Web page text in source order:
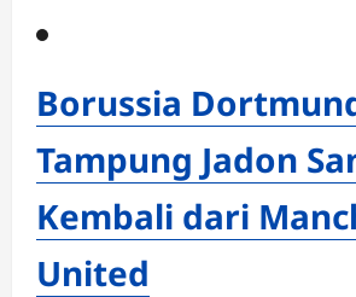
Borussia
Tampung Jadon
Kembali dari
United